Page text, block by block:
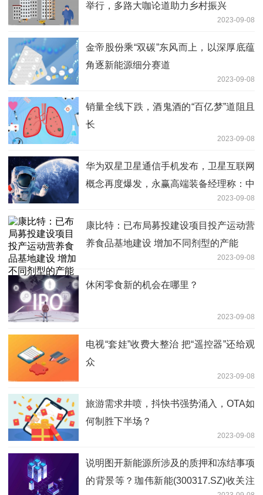
举行，多路大咖论道助力乡村振兴
2023-09-08
金帝股份乘“双碳”东风而上，以深厚底蕴
角逐新能源细分赛道
2023-09-08
销量全线下跌，酒鬼酒的“百亿梦”道阻且
长
2023-09-08
华为双星卫星通信手机发布，卫星互联网
概念再度爆发，永赢高端装备经理称：中
国星网建设加速，期待真正的“星辰大海”
2023-09-08
康比特：已布局募投建设项目投产运动营
养食品基地建设 增加不同剂型的产能
2023-09-08
休闲零食新的机会在哪里？
2023-09-08
电视“套娃”收费大整治 把“遥控器”还给观
众
2023-09-08
旅游需求井喷，抖快书强势涌入，OTA如
何制胜下半场？
2023-09-08
说明图开新能源所涉及的质押和冻结事项
的背景等？珈伟新能(300317.SZ)收关注